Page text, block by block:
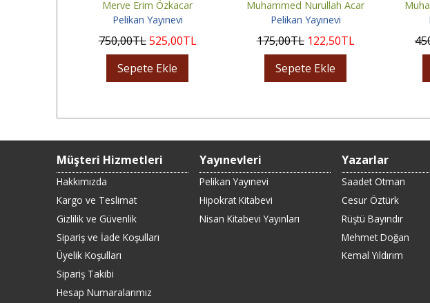
Merve Erim Özkacar
Pelikan Yayınevi
750,00TL 525,00TL
Sepete Ekle
Muhammed Nurullah Acar
Pelikan Yayınevi
175,00TL 122,50TL
Sepete Ekle
Müşteri Hizmetleri
Hakkımızda
Kargo ve Teslimat
Gizlilik ve Güvenlik
Sipariş ve İade Koşulları
Üyelik Koşulları
Sipariş Takibi
Hesap Numaralarımız
Yayınevleri
Pelikan Yayınevi
Hipokrat Kitabevi
Nisan Kitabevi Yayınları
Yazarlar
Saadet Otman
Cesur Öztürk
Rüştü Bayındır
Mehmet Doğan
Kemal Yıldırım